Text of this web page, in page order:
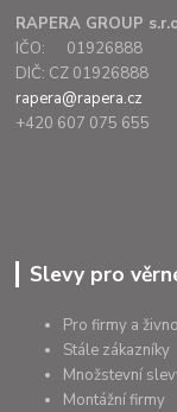
RAPERA GROUP
IČO: 01926888
DIČ: CZ 01926888
rapera@rapera.cz
+420 607 075 655
Slevy pro
Pro firmy a
Stále zákazníky
Množstevní
Montážní firmy